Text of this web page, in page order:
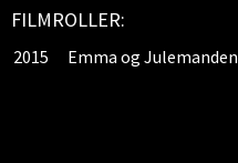
FILMROLLER:
2015 Emma og Julemanden